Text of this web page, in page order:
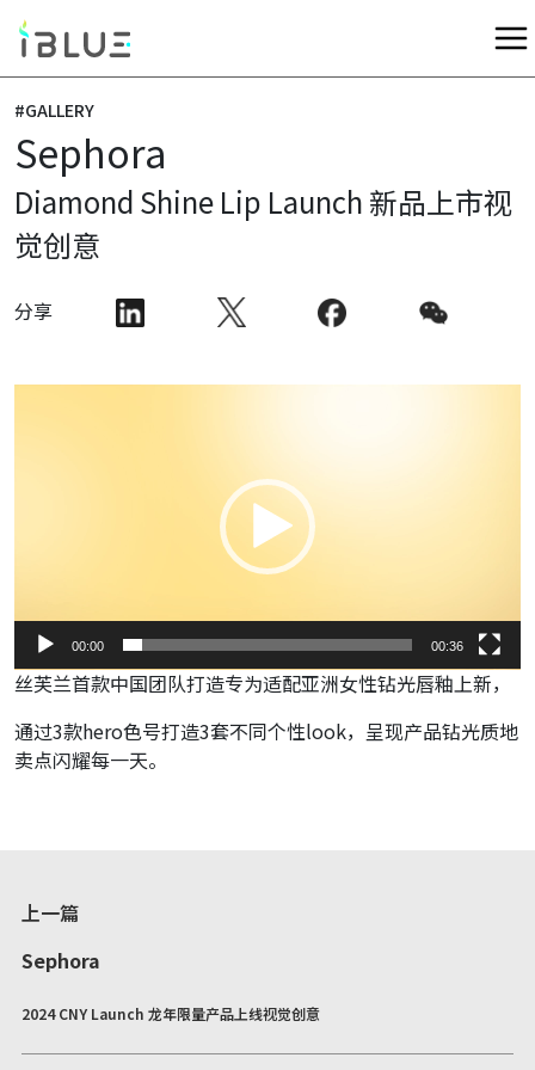
#GALLERY
Sephora
Diamond Shine Lip Launch 新品上市视
觉创意
分享
00:00 00:36
丝芙兰首款中国团队打造专为适配亚洲女性钻光唇釉上新，
通过3款hero色号打造3套不同个性look，呈现产品钻光质地
卖点闪耀每一天。
上一篇
Sephora
2024 CNY Launch 龙年限量产品上线视觉创意